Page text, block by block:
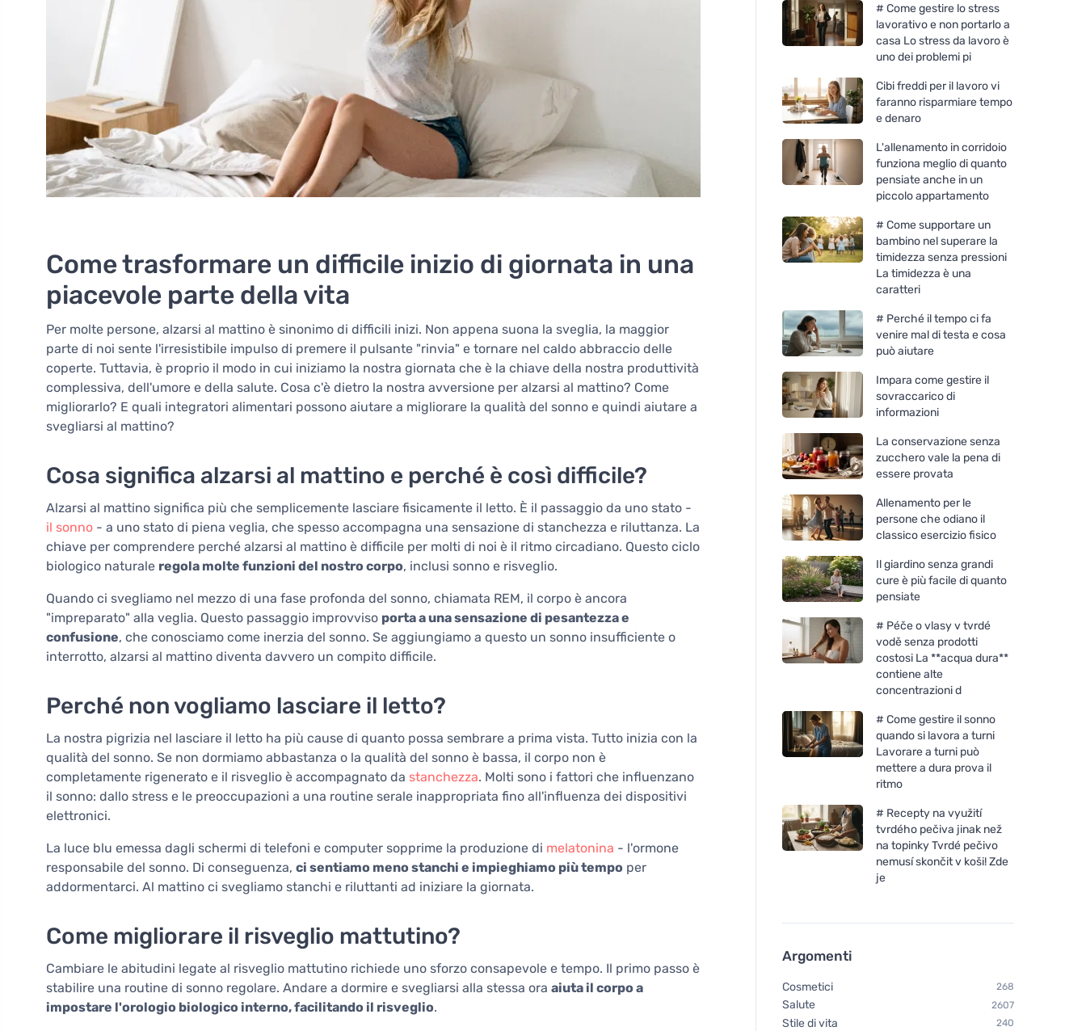
Come trasformare un difficile inizio di giornata in una
piacevole parte della vita
Per molte persone, alzarsi al mattino è sinonimo di difficili inizi. Non appena suona la sveglia, la maggior
parte di noi sente l'irresistibile impulso di premere il pulsante "rinvia" e tornare nel caldo abbraccio delle
coperte. Tuttavia, è proprio il modo in cui iniziamo la nostra giornata che è la chiave della nostra produttività
complessiva, dell'umore e della salute. Cosa c'è dietro la nostra avversione per alzarsi al mattino? Come
migliorarlo? E quali integratori alimentari possono aiutare a migliorare la qualità del sonno e quindi aiutare a
svegliarsi al mattino?
Cosa significa alzarsi al mattino e perché è così difficile?
Alzarsi al mattino significa più che semplicemente lasciare fisicamente il letto. È il passaggio da uno stato -
il sonno - a uno stato di piena veglia, che spesso accompagna una sensazione di stanchezza e riluttanza. La
chiave per comprendere perché alzarsi al mattino è difficile per molti di noi è il ritmo circadiano. Questo ciclo
biologico naturale regola molte funzioni del nostro corpo, inclusi sonno e risveglio.
Quando ci svegliamo nel mezzo di una fase profonda del sonno, chiamata REM, il corpo è ancora
"impreparato" alla veglia. Questo passaggio improvviso porta a una sensazione di pesantezza e
confusione, che conosciamo come inerzia del sonno. Se aggiungiamo a questo un sonno insufficiente o
interrotto, alzarsi al mattino diventa davvero un compito difficile.
Perché non vogliamo lasciare il letto?
La nostra pigrizia nel lasciare il letto ha più cause di quanto possa sembrare a prima vista. Tutto inizia con la
qualità del sonno. Se non dormiamo abbastanza o la qualità del sonno è bassa, il corpo non è
completamente rigenerato e il risveglio è accompagnato da stanchezza. Molti sono i fattori che influenzano
il sonno: dallo stress e le preoccupazioni a una routine serale inappropriata fino all'influenza dei dispositivi
elettronici.
La luce blu emessa dagli schermi di telefoni e computer sopprime la produzione di melatonina - l'ormone
responsabile del sonno. Di conseguenza, ci sentiamo meno stanchi e impieghiamo più tempo per
addormentarci. Al mattino ci svegliamo stanchi e riluttanti ad iniziare la giornata.
Come migliorare il risveglio mattutino?
Cambiare le abitudini legate al risveglio mattutino richiede uno sforzo consapevole e tempo. Il primo passo è
stabilire una routine di sonno regolare. Andare a dormire e svegliarsi alla stessa ora aiuta il corpo a
impostare l'orologio biologico interno, facilitando il risveglio.
# Come gestire lo stress
lavorativo e non portarlo a
casa Lo stress da lavoro è
uno dei problemi pi
Cibi freddi per il lavoro vi
faranno risparmiare tempo
e denaro
L'allenamento in corridoio
funziona meglio di quanto
pensiate anche in un
piccolo appartamento
# Come supportare un
bambino nel superare la
timidezza senza pressioni
La timidezza è una
caratteri
# Perché il tempo ci fa
venire mal di testa e cosa
può aiutare
Impara come gestire il
sovraccarico di
informazioni
La conservazione senza
zucchero vale la pena di
essere provata
Allenamento per le
persone che odiano il
classico esercizio fisico
Il giardino senza grandi
cure è più facile di quanto
pensiate
# Péče o vlasy v tvrdé
vodě senza prodotti
costosi La **acqua dura**
contiene alte
concentrazioni d
# Come gestire il sonno
quando si lavora a turni
Lavorare a turni può
mettere a dura prova il
ritmo
# Recepty na využití
tvrdého pečiva jinak než
na topinky Tvrdé pečivo
nemusí skončit v koši! Zde
je
Argomenti
Cosmetici 268
Salute 2607
Stile di vita 240